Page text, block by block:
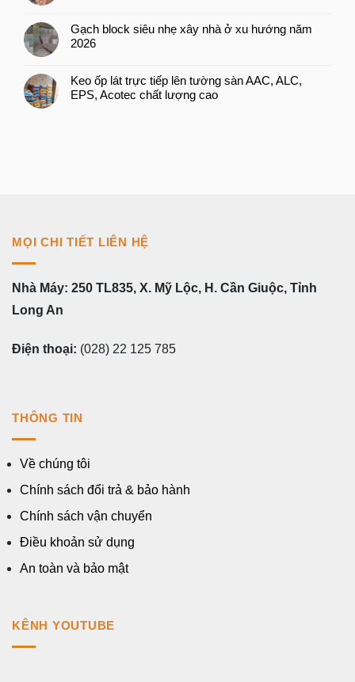
Gạch block siêu nhẹ xây nhà ở xu hướng năm
2026
Keo ốp lát trực tiếp lên tường sàn AAC, ALC,
EPS, Acotec chất lượng cao
MỌI CHI TIẾT LIÊN HỆ
Nhà Máy: 250 TL835, X. Mỹ Lộc, H. Cần Giuộc, Tỉnh
Long An
Điện thoại: (028) 22 125 785
THÔNG TIN
Về chúng tôi
Chính sách đổi trả & bảo hành
Chính sách vận chuyển
Điều khoản sử dụng
An toàn và bảo mật
KÊNH YOUTUBE